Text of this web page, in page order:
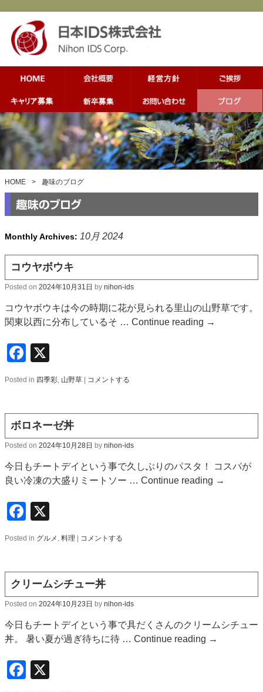
HOME > 趣味のブログ
Monthly Archives: 10月 2024
コウヤボウキ
Posted on 2024年10月31日 by nihon-ids
コウヤボウキは今の時期に花が見られる里山の山野草です。
関東以西に分布しているそ … Continue reading →
Facebook
Posted in 四季彩, 山野草 コメントする
ボロネーゼ丼
Posted on 2024年10月28日 by nihon-ids
今日もチートデイという事で久しぶりのパスタ！ コスパが
良い冷凍の大盛りミートソー … Continue reading →
Facebook
Posted in グルメ , 料理 コメントする
クリームシチュー丼
Posted on 2024年10月23日 by nihon-ids
今日もチートデイという事で具だくさんのクリームシチュー
丼。 暑い夏が過ぎ待ちに待 … Continue reading →
Facebook